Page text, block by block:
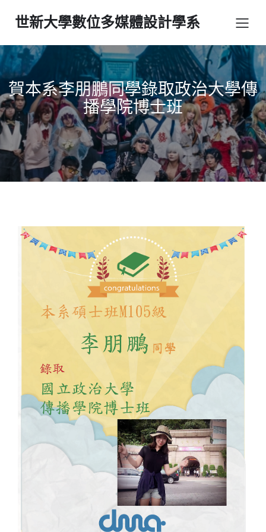
世新大學數位多媒體設計學系
賀本系李朋鵬同學錄取政治大學傳
播學院博士班